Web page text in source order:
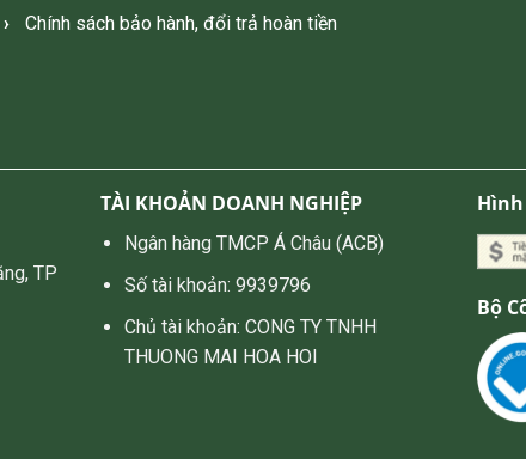
Chính sách bảo hành, đổi trả hoàn tiền
TP
TÀI KHOẢN DOANH NGHIỆP
Ngân hàng TMCP Á Châu (ACB)
Số tài khoản: 9939796
Chủ tài khoản: CONG TY TNHH
THUONG MAI HOA HOI
Bộ